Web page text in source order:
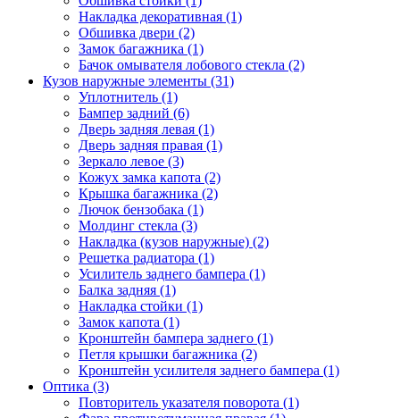
Накладка декоративная (1)
Обшивка двери (2)
Замок багажника (1)
Бачок омывателя лобового стекла (2)
Кузов наружные элементы (31)
Уплотнитель (1)
Бампер задний (6)
Дверь задняя левая (1)
Дверь задняя правая (1)
Зеркало левое (3)
Кожух замка капота (2)
Крышка багажника (2)
Лючок бензобака (1)
Молдинг стекла (3)
Накладка (кузов наружные) (2)
Решетка радиатора (1)
Усилитель заднего бампера (1)
Балка задняя (1)
Накладка стойки (1)
Замок капота (1)
Кронштейн бампера заднего (1)
Петля крышки багажника (2)
Кронштейн усилителя заднего бампера (1)
Оптика (3)
Повторитель указателя поворота (1)